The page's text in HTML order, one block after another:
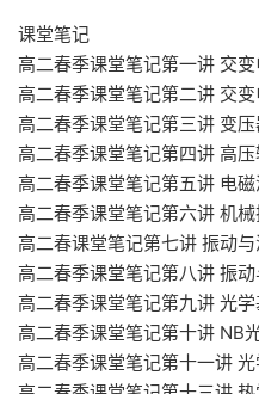
课堂笔记
高二春季课堂笔记第一讲 交
高二春季课堂笔记第二讲 交
高二春季课堂笔记第三讲 变
高二春季课堂笔记第四讲 高
高二春季课堂笔记第五讲 电
高二春季课堂笔记第六讲 机
高二春课堂笔记第七讲 振动
高二春季课堂笔记第八讲 振
高二春季课堂笔记第九讲 光
高二春季课堂笔记第十讲 NB
高二春季课堂笔记第十一讲